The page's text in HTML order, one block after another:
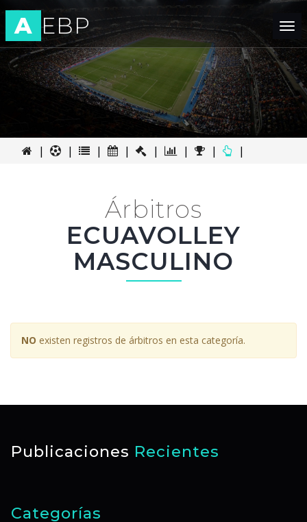
A EBP
| | | | | | | |
Árbitros
ECUAVOLLEY
MASCULINO
NO existen registros de árbitros en esta categoría.
Publicaciones Recientes
Categorías